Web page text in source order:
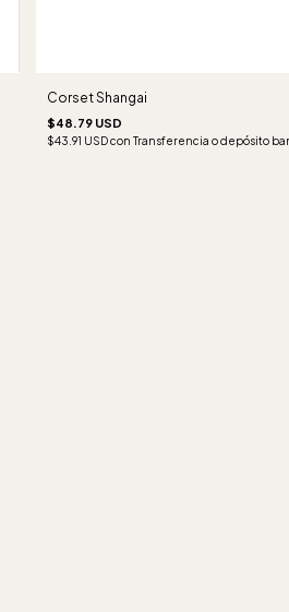
Corset Shangai
$48.79 USD
$43.91 USDcon Transferencia o depósito